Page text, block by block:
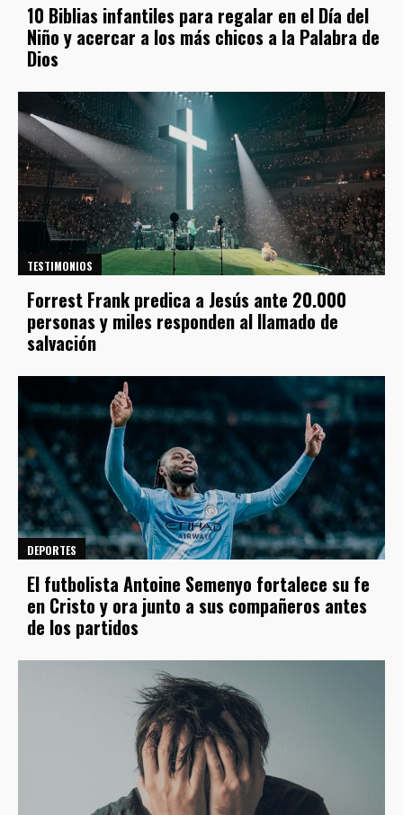
10 Biblias infantiles para regalar en el Día del
Niño y acercar a los más chicos a la Palabra de
Dios
TESTIMONIOS
Forrest Frank predica a Jesús ante 20.000
personas y miles responden al llamado de
salvación
DEPORTES
El futbolista Antoine Semenyo fortalece su fe
en Cristo y ora junto a sus compañeros antes
de los partidos